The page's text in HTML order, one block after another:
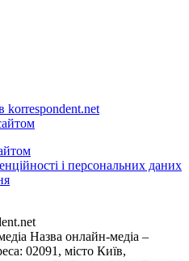
korrespondent.net
і персональних даних
Назва онлайн-медіа –
02091, місто Київ,